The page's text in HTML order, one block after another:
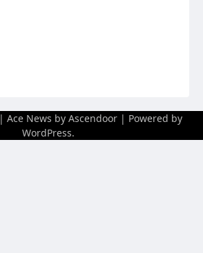
| Ace News by Ascendoor | Powered by
WordPress.